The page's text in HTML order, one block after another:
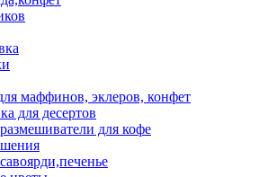
маффинов, эклеров, конфет
для десертов
для кофе